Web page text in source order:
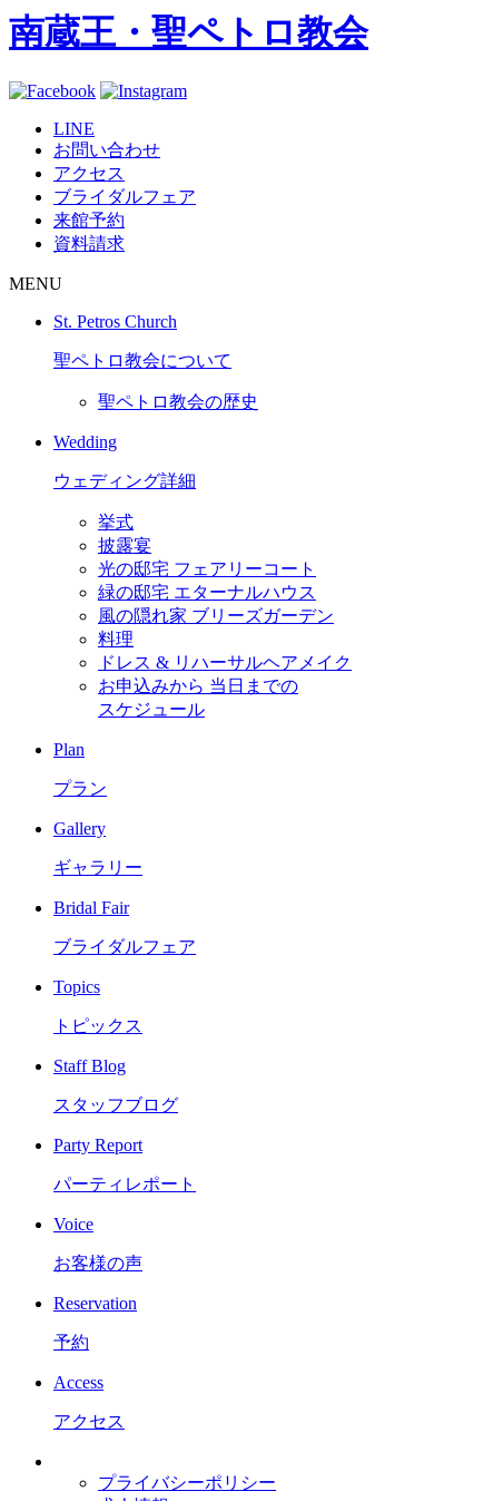
南蔵王・聖ペトロ教会
LINE
お問い合わせ
アクセス
ブライダルフェア
来館予約
資料請求
MENU
St. Petros Church
聖ペトロ教会について
聖ペトロ教会の歴史
Wedding
ウェディング詳細
挙式
披露宴
光の邸宅 フェアリーコート
緑の邸宅 エターナルハウス
風の隠れ家 ブリーズガーデン
料理
ドレス & リハーサルヘアメイク
お申込みから 当日までの
スケジュール
Plan
プラン
Gallery
ギャラリー
Bridal Fair
ブライダルフェア
Topics
トピックス
Staff Blog
スタッフブログ
Party Report
パーティレポート
Voice
お客様の声
Reservation
予約
Access
アクセス
プライバシーポリシー